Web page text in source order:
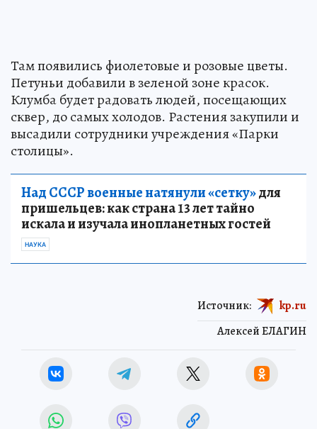
Там появились фиолетовые и розовые цветы.
Петуньи добавили в зеленой зоне красок.
Клумба будет радовать людей, посещающих
сквер, до самых холодов. Растения закупили и
высадили сотрудники учреждения «Парки
столицы».
Над СССР военные натянули «сетку»для
пришельцев: как страна 13 лет тайно
искала и изучала инопланетных гостей
НАУКА
Алексей ЕЛАГИН
Источник: kp.ru